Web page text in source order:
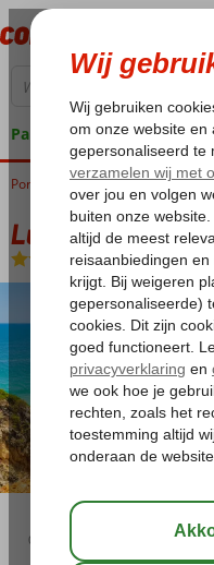
Pakketgarantie
Home
Portugal Algarve Alvor Luna
Luna Alvor Bay
Logies-
02:45 aug 32°C